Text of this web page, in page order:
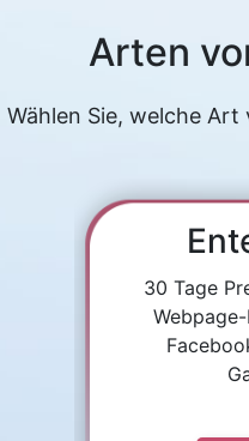
Arten
Wählen Sie, welche
30 Tage